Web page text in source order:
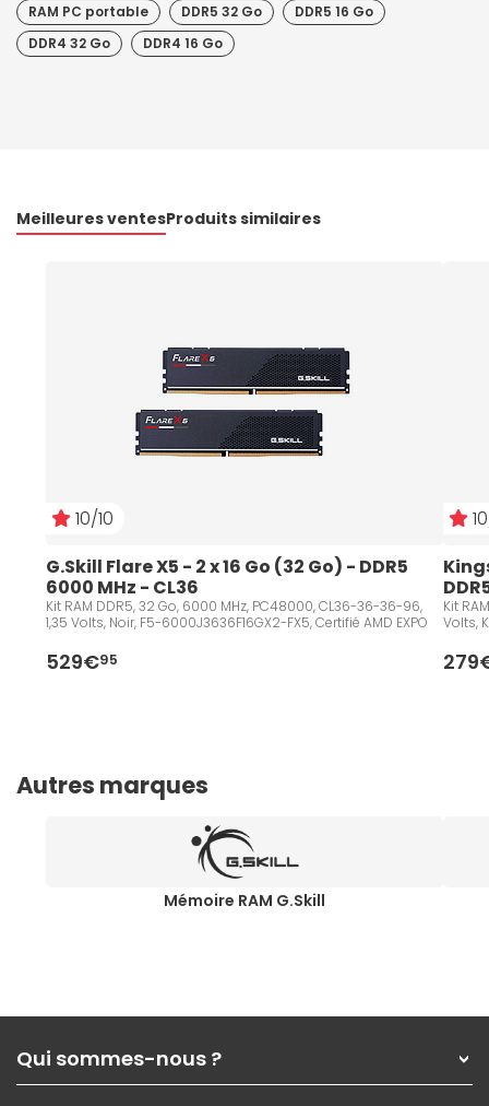
RAM PC portable
DDR5 32 Go
DDR5 16 Go
DDR4 32 Go
DDR4 16 Go
Meilleures ventesProduits similaires
10/10
G.Skill Flare X5 - 2 x 16 Go (32 Go) - DDR5
6000 MHz - CL36
Kit RAM DDR5, 32 Go, 6000 MHz, PC48000, CL36-36-36-96,
1,35 Volts, Noir, F5-6000J3636F16GX2-FX5, Certifié AMD EXPO
529€95
Kit
Volts,
Autres marques
Mémoire RAM G.Skill
Qui sommes-nous ?